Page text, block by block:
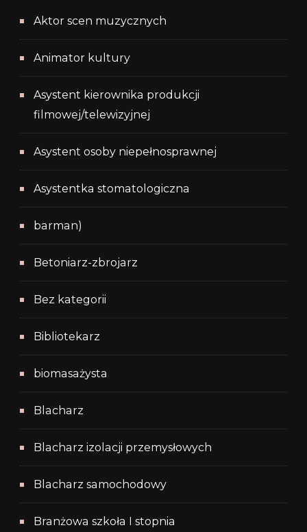
Aktor scen muzycznych
Animator kultury
Asystent kierownika produkcji
filmowej/telewizyjnej
Asystent osoby niepełnosprawnej
Asystentka stomatologiczna
barman)
Betoniarz-zbrojarz
Bez kategorii
Bibliotekarz
biomasażysta
Blacharz
Blacharz izolacji przemysłowych
Blacharz samochodowy
Branżowa szkoła I stopnia